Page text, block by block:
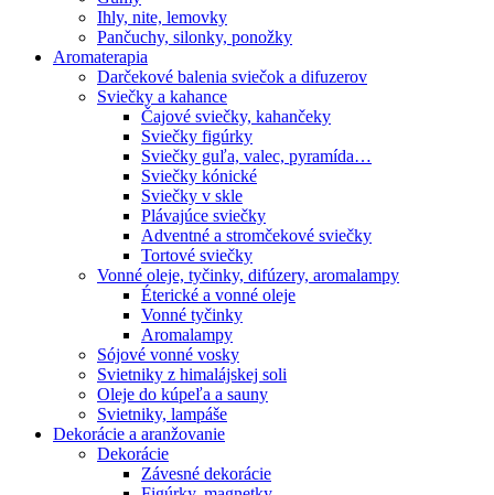
Ihly, nite, lemovky
Pančuchy, silonky, ponožky
Aromaterapia
Darčekové balenia sviečok a difuzerov
Sviečky a kahance
Čajové sviečky, kahančeky
Sviečky figúrky
Sviečky guľa, valec, pyramída…
Sviečky kónické
Sviečky v skle
Plávajúce sviečky
Adventné a stromčekové sviečky
Tortové sviečky
Vonné oleje, tyčinky, difúzery, aromalampy
Éterické a vonné oleje
Vonné tyčinky
Aromalampy
Sójové vonné vosky
Svietniky z himalájskej soli
Oleje do kúpeľa a sauny
Svietniky, lampáše
Dekorácie a aranžovanie
Dekorácie
Závesné dekorácie